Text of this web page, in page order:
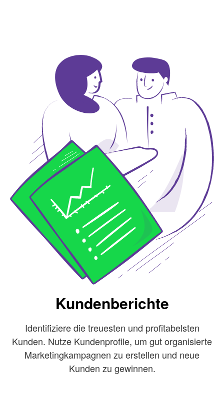
Kundenberichte
Identifiziere die treuesten und profitabelsten
Kunden. Nutze Kundenprofile, um gut organisierte
Marketingkampagnen zu erstellen und neue
Kunden zu gewinnen.